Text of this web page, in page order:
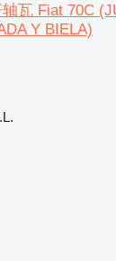
瓦 Fiat 70C
Y BIELA)